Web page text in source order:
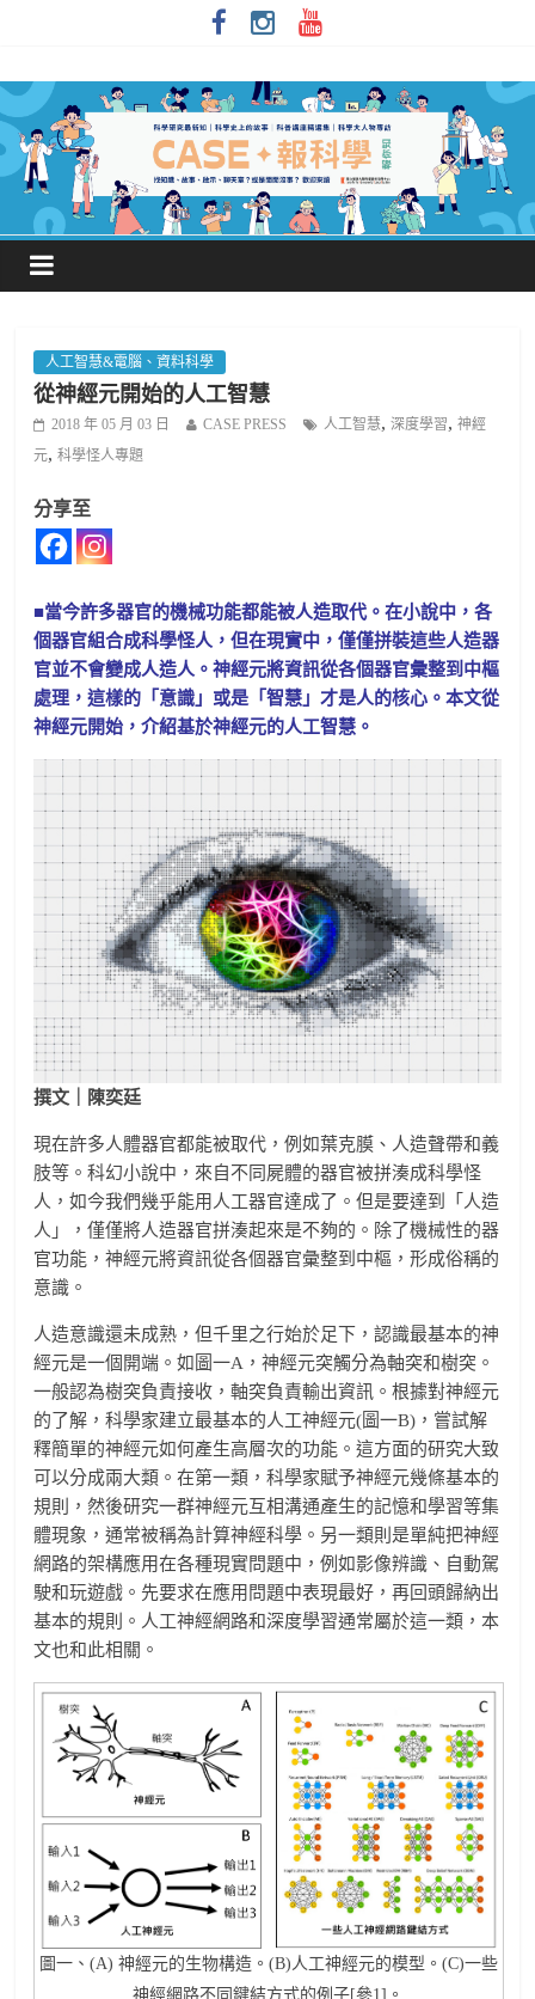
人工智慧&電腦、資料科學
從神經元開始的人工智慧
2018 年 05 月 03 日 CASE PRESS 人工智慧,深度學習,神經
元,科學怪人專題
分享至
■當今許多器官的機械功能都能被人造取代。在小說中，各
個器官組合成科學怪人，但在現實中，僅僅拼裝這些人造器
官並不會變成人造人。神經元將資訊從各個器官彙整到中樞
處理，這樣的「意識」或是「智慧」才是人的核心。本文從
神經元開始，介紹基於神經元的人工智慧。
撰文｜陳奕廷
現在許多人體器官都能被取代，例如葉克膜、人造聲帶和義
肢等。科幻小說中，來自不同屍體的器官被拼湊成科學怪
人，如今我們幾乎能用人工器官達成了。但是要達到「人造
人」，僅僅將人造器官拼湊起來是不夠的。除了機械性的器
官功能，神經元將資訊從各個器官彙整到中樞，形成俗稱的
意識。
人造意識還未成熟，但千里之行始於足下，認識最基本的神
經元是一個開端。如圖一A，神經元突觸分為軸突和樹突。
一般認為樹突負責接收，軸突負責輸出資訊。根據對神經元
的了解，科學家建立最基本的人工神經元(圖一B)，嘗試解
釋簡單的神經元如何產生高層次的功能。這方面的研究大致
可以分成兩大類。在第一類，科學家賦予神經元幾條基本的
規則，然後研究一群神經元互相溝通產生的記憶和學習等集
體現象，通常被稱為計算神經科學。另一類則是單純把神經
網路的架構應用在各種現實問題中，例如影像辨識、自動駕
駛和玩遊戲。先要求在應用問題中表現最好，再回頭歸納出
基本的規則。人工神經網路和深度學習通常屬於這一類，本
文也和此相關。
圖一、(A) 神經元的生物構造。(B)人工神經元的模型。(C)一些
神經網路不同鍵結方式的例子[參1]。